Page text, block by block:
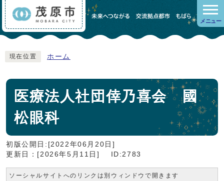
メニュー
現在位置 ホーム
医療法人社団倖乃喜会 國
松眼科
初版公開日:[2022年06月20日]
更新日：[2026年5月11日]
ID:2783
ソーシャルサイトへのリンクは別ウィンドウで開きます